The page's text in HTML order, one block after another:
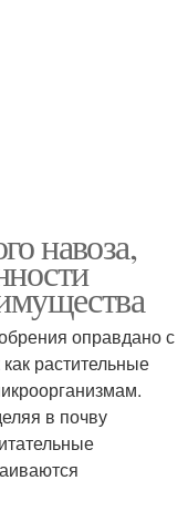
навоза,
оправдано с
растительные
в почву